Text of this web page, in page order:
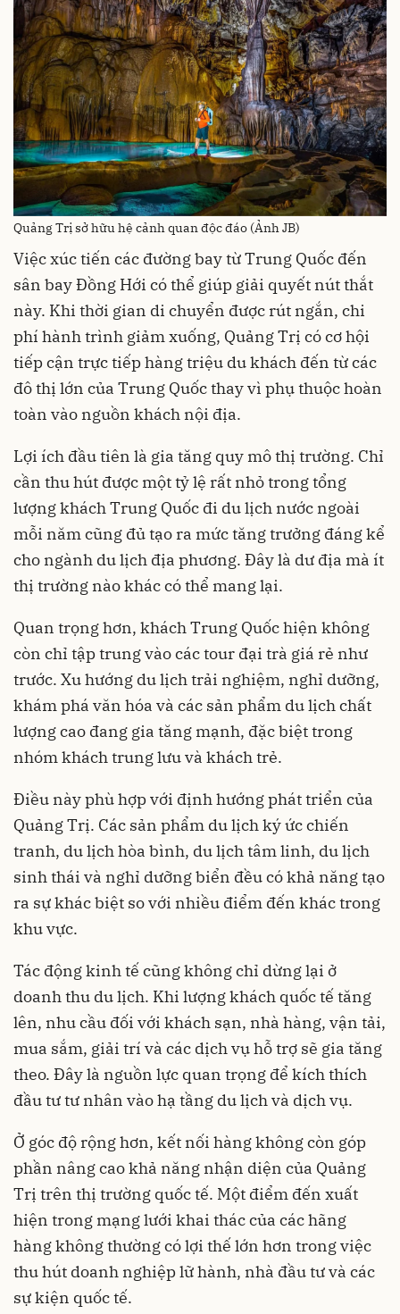
Quảng Trị sở hữu hệ cảnh quan độc đáo (Ảnh JB)
Việc xúc tiến các đường bay từ Trung Quốc đến
sân bay Đồng Hới có thể giúp giải quyết nút thắt
này. Khi thời gian di chuyển được rút ngắn, chi
phí hành trình giảm xuống, Quảng Trị có cơ hội
tiếp cận trực tiếp hàng triệu du khách đến từ các
đô thị lớn của Trung Quốc thay vì phụ thuộc hoàn
toàn vào nguồn khách nội địa.
Lợi ích đầu tiên là gia tăng quy mô thị trường. Chỉ
cần thu hút được một tỷ lệ rất nhỏ trong tổng
lượng khách Trung Quốc đi du lịch nước ngoài
mỗi năm cũng đủ tạo ra mức tăng trưởng đáng kể
cho ngành du lịch địa phương. Đây là dư địa mà ít
thị trường nào khác có thể mang lại.
Quan trọng hơn, khách Trung Quốc hiện không
còn chỉ tập trung vào các tour đại trà giá rẻ như
trước. Xu hướng du lịch trải nghiệm, nghỉ dưỡng,
khám phá văn hóa và các sản phẩm du lịch chất
lượng cao đang gia tăng mạnh, đặc biệt trong
nhóm khách trung lưu và khách trẻ.
Điều này phù hợp với định hướng phát triển của
Quảng Trị. Các sản phẩm du lịch ký ức chiến
tranh, du lịch hòa bình, du lịch tâm linh, du lịch
sinh thái và nghỉ dưỡng biển đều có khả năng tạo
ra sự khác biệt so với nhiều điểm đến khác trong
khu vực.
Tác động kinh tế cũng không chỉ dừng lại ở
doanh thu du lịch. Khi lượng khách quốc tế tăng
lên, nhu cầu đối với khách sạn, nhà hàng, vận tải,
mua sắm, giải trí và các dịch vụ hỗ trợ sẽ gia tăng
theo. Đây là nguồn lực quan trọng để kích thích
đầu tư tư nhân vào hạ tầng du lịch và dịch vụ.
Ở góc độ rộng hơn, kết nối hàng không còn góp
phần nâng cao khả năng nhận diện của Quảng
Trị trên thị trường quốc tế. Một điểm đến xuất
hiện trong mạng lưới khai thác của các hãng
hàng không thường có lợi thế lớn hơn trong việc
thu hút doanh nghiệp lữ hành, nhà đầu tư và các
sự kiện quốc tế.